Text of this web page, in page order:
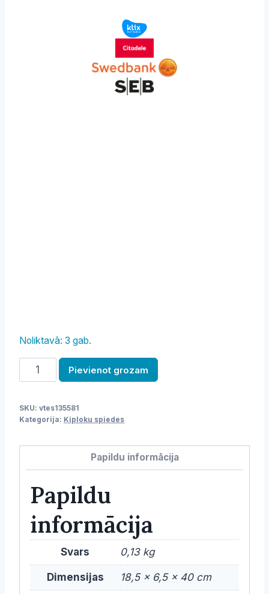
Noliktavā: 3 gab.
Prese,
ķiplokiem,
melnā
daudzums
Pievienot grozam
SKU: vtes135581
Kategorija: Ķiploku spiedes
Papildu informācija
Papildu
informācija
Svars 0,13 kg
Dimensijas 18,5 × 6,5 × 40 cm